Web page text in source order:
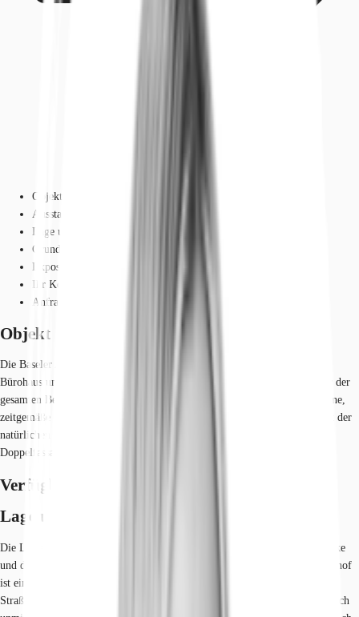
Objekt
Ausstattung
Lage und Verkehrsanbindung
Grundrisse
Exposé herunterladen
Ihr Kontakt
Anfrage senden
Objekt
Die Baseler Arkaden ein Ensemble aus 4 Gebäuden, einem Winkel mit
Bürohaus und 3 Punkthäusern Solitär mit Gewerbe-/Wohnnutzung. Unter der
gesamten Bebauung befindet sich eine öffentliche Tiefgarage. Das moderne,
zeitgemäße und innovative Gebäude bietet unter anderem die Möglichkeit der
natürlichen Belüftung bei gleichzeitigem Schallschutz über zu öffnende
Doppelfassadenelemente.
Verfügbare Fläche
Lage und Verkehrsanbindung
Die Liegenschaft befindet sich an markanter Stelle zwischen Friedensbrücke
und dem Frankfurter Hauptbahnhof. Durch den nahegelegenen Hauptbahnhof
ist eine hervorragende Anbindung an das öffentliche Verkehrsnetz (U-/S-/
Straßenbahn) gegeben. Die Straßenbahnhaltestelle Baseler Platz befindet sich